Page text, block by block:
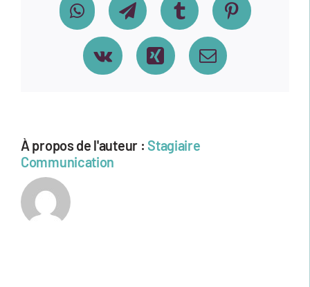
WhatsAppTelegramTumblr Pinterest
Vk Xing Email
À propos de l'auteur : Stagiaire
Communication